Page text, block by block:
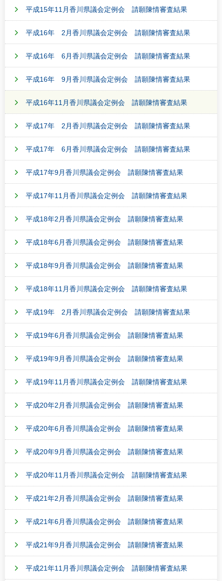
平成15年11月香川県議会定例会 請願陳情審査結果
平成16年 2月香川県議会定例会 請願陳情審査結果
平成16年 6月香川県議会定例会 請願陳情審査結果
平成16年 9月香川県議会定例会 請願陳情審査結果
平成16年11月香川県議会定例会 請願陳情審査結果
平成17年 2月香川県議会定例会 請願陳情審査結果
平成17年 6月香川県議会定例会 請願陳情審査結果
平成17年9月香川県議会定例会 請願陳情審査結果
平成17年11月香川県議会定例会 請願陳情審査結果
平成18年2月香川県議会定例会 請願陳情審査結果
平成18年6月香川県議会定例会 請願陳情審査結果
平成18年9月香川県議会定例会 請願陳情審査結果
平成18年11月香川県議会定例会 請願陳情審査結果
平成19年 2月香川県議会定例会 請願陳情審査結果
平成19年6月香川県議会定例会 請願陳情審査結果
平成19年9月香川県議会定例会 請願陳情審査結果
平成19年11月香川県議会定例会 請願陳情審査結果
平成20年2月香川県議会定例会 請願陳情審査結果
平成20年6月香川県議会定例会 請願陳情審査結果
平成20年9月香川県議会定例会 請願陳情審査結果
平成20年11月香川県議会定例会 請願陳情審査結果
平成21年2月香川県議会定例会 請願陳情審査結果
平成21年6月香川県議会定例会 請願陳情審査結果
平成21年9月香川県議会定例会 請願陳情審査結果
平成21年11月香川県議会定例会 請願陳情審査結果